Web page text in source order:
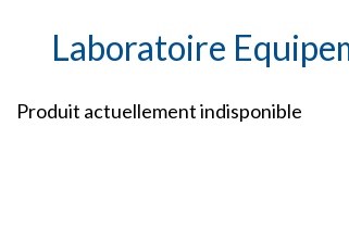
Laboratoire
Produit actuellement indisponible